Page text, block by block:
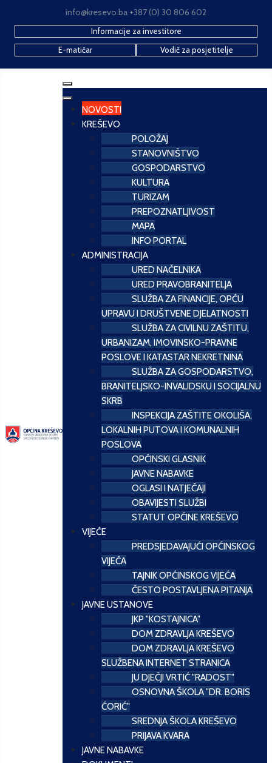
info@kresevo.ba +387 (0) 30 806 602
Informacije za investitore
E-matičar
Vodič za posjetitelje
NOVOSTI
KREŠEVO
POLOŽAJ
STANOVNIŠTVO
GOSPODARSTVO
KULTURA
TURIZAM
PREPOZNATLJIVOST
MAPA
INFO PORTAL
ADMINISTRACIJA
URED NAČELNIKA
URED PRAVOBRANITELJA
SLUŽBA ZA FINANCIJE, OPĆU
UPRAVU I DRUŠTVENE DJELATNOSTI
SLUŽBA ZA CIVILNU ZAŠTITU,
URBANIZAM, IMOVINSKO-PRAVNE
POSLOVE I KATASTAR NEKRETNINA
SLUŽBA ZA GOSPODARSTVO,
BRANITELJSKO-INVALIDSKU I SOCIJALNU
SKRB
INSPEKCIJA ZAŠTITE OKOLIŠA,
LOKALNIH PUTOVA I KOMUNALNIH
POSLOVA
OPĆINSKI GLASNIK
JAVNE NABAVKE
OGLASI I NATJEČAJI
OBAVIJESTI SLUŽBI
STATUT OPĆINE KREŠEVO
VIJEĆE
PREDSJEDAVAJUĆI OPĆINSKOG
VIJEĆA
TAJNIK OPĆINSKOG VIJEĆA
ČESTO POSTAVLJENA PITANJA
JAVNE USTANOVE
JKP "KOSTAJNICA"
DOM ZDRAVLJA KREŠEVO
DOM ZDRAVLJA KREŠEVO
SLUŽBENA INTERNET STRANICA
JU DJEČJI VRTIĆ "RADOST"
OSNOVNA ŠKOLA "DR. BORIS
ĆORIĆ"
SREDNJA ŠKOLA KREŠEVO
PRIJAVA KVARA
JAVNE NABAVKE